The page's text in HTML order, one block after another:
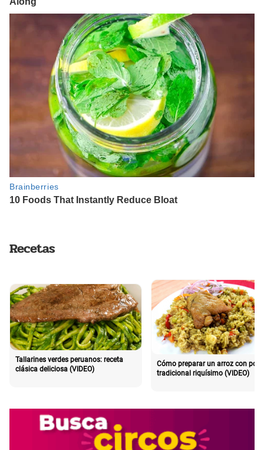
Recetas
Tallarines verdes peruanos: receta
clásica deliciosa (VIDEO)
Cómo preparar un arroz con pollo
tradicional riquísimo (VIDEO)